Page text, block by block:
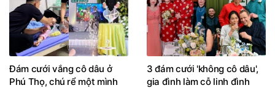
Đám cưới vắng cô dâu ở
Phú Thọ, chú rể một mình
3 đám cưới 'không cô dâu',
gia đình làm cỗ linh đình